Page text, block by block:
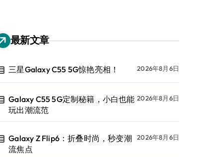
最新文章
三星Galaxy C55 5G惊艳亮相！ 2026年8月6日
Galaxy C55 5G定制秘籍，小白也能
玩出潮流范
2026年8月6日
Galaxy Z Flip6：折叠时尚，秒变潮
流焦点
2026年8月6日